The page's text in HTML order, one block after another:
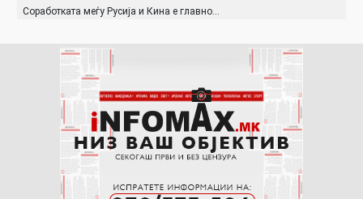
Соработката меѓу Русија и Кина е главно…